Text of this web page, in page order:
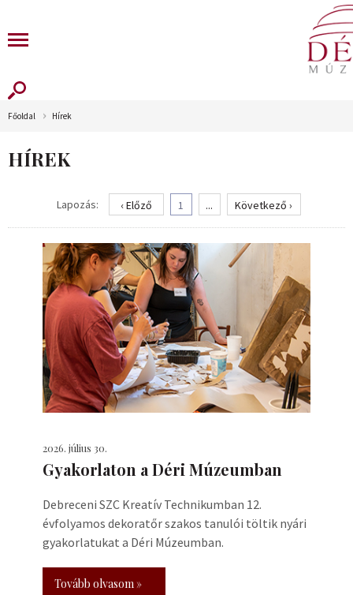
Főoldal Hírek
HÍREK
Lapozás: ‹ Előző 1 ... Következő ›
2026. július 30.
Gyakorlaton a Déri Múzeumban
Debreceni SZC Kreatív Technikumban 12.
évfolyamos dekoratőr szakos tanulói töltik nyári
gyakorlatukat a Déri Múzeumban.
Tovább olvasom »